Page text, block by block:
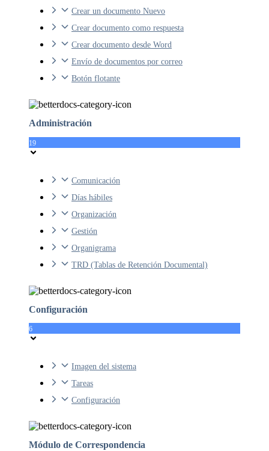
Crear un documento Nuevo
Crear documento como respuesta
Crear documento desde Word
Envío de documentos por correo
Botón flotante
Administración
19
Comunicación
Días hábiles
Organización
Gestión
Organigrama
TRD (Tablas de Retención Documental)
Configuración
6
Imagen del sistema
Tareas
Configuración
Módulo de Correspondencia